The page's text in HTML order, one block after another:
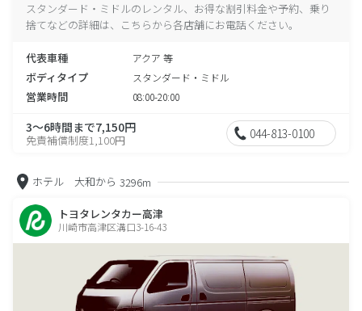
スタンダード・ミドルのレンタル、お得な割引料金や予約、乗り
捨てなどの詳細は、こちらから各店舗にお電話ください。
代表車種 アクア 等
ボディタイプ スタンダード・ミドル
営業時間 08:00-20:00
3～6時間まで7,150円
免責補償制度1,100円 044-813-0100
ホテル 大和から 3296m
トヨタレンタカー高津
川崎市高津区溝口3-16-43